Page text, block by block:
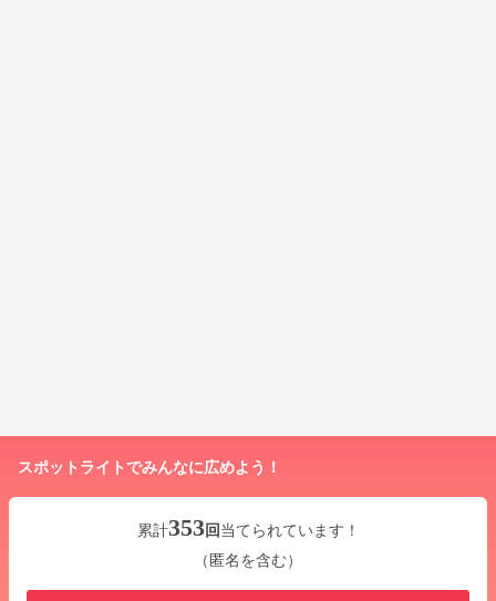
スポットライトでみんなに広めよう！
累計353回当てられています！
（匿名を含む）